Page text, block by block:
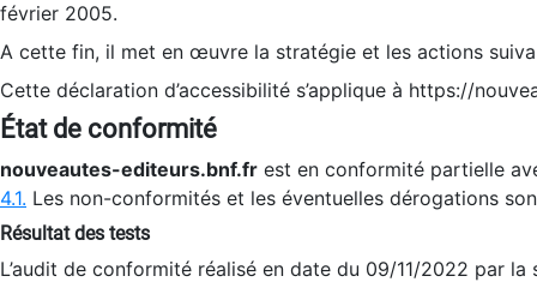
février 2005.
A cette fin, il met en œuvre la stratégie et les actions
Cette déclaration d’accessibilité s’applique à https://
État de conformité
nouveautes-editeurs.bnf.fr est en conformité partielle
4.1. Les non-conformités et les éventuelles dérogations
Résultat des tests
L’audit de conformité réalisé en date du 09/11/2022 par